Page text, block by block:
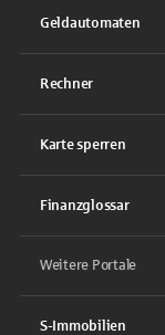
Geldautomaten
Rechner
Karte sperren
Finanzglossar
Weitere Portale
S-Immobilien